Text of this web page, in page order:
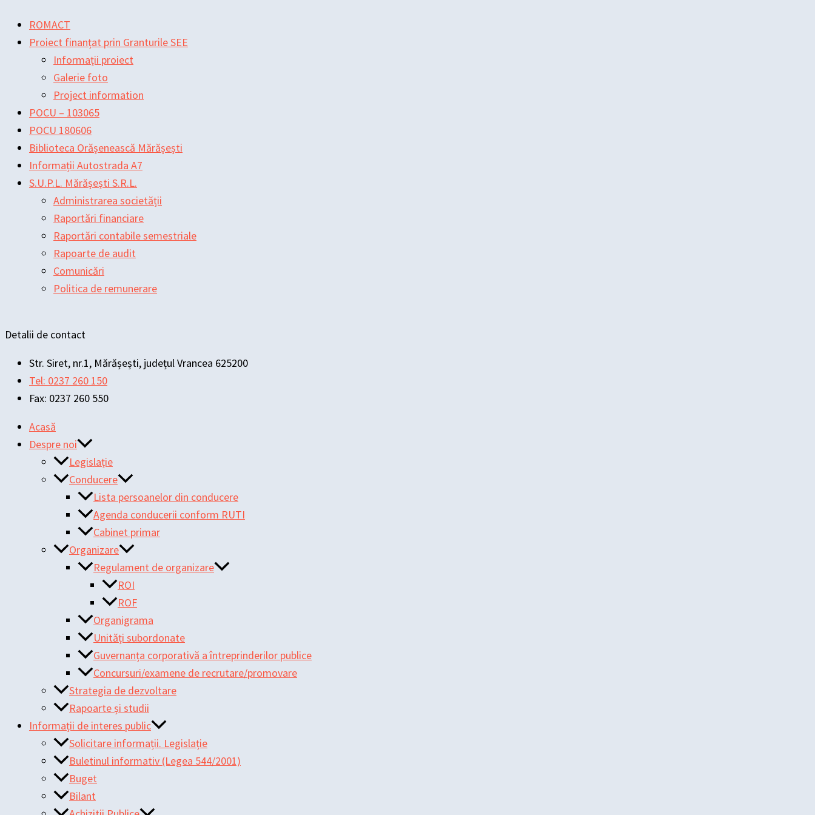
content
Menu ROMACT
Proiect finanțat prin Granturile SEE
Informații proiect
Galerie foto
Project information
POCU – 103065
POCU 180606
Biblioteca Orășenească Mărășești
Informații Autostrada A7
S.U.P.L. Mărășești S.R.L.
Administrarea societății
Raportări financiare
Raportări contabile semestriale
Rapoarte de audit
Comunicări
Politica de remunerare
Detalii de contact
Str. Siret, nr.1, Mărășești, județul Vrancea 625200
Tel: 0237 260 150
Fax: 0237 260 550
Acasă
Despre noi
Legislație
Conducere
Lista persoanelor din conducere
Agenda conducerii conform RUTI
Cabinet primar
Organizare
Regulament de organizare
ROI
ROF
Organigrama
Unități subordonate
Guvernanța corporativă a întreprinderilor publice
Concursuri/examene de recrutare/promovare
Strategia de dezvoltare
Rapoarte și studii
Informații de interes public
Solicitare informații. Legislație
Buletinul informativ (Legea 544/2001)
Buget
Bilant
Menu
navigation